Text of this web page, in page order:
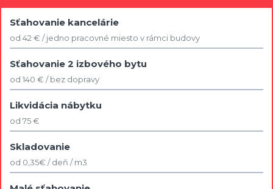
Sťahovanie kancelárie
od 42 € / jedno pracovné miesto v rámci budovy
Sťahovanie 2 izbového bytu
od 140 € / bez dopravy
Likvidácia nábytku
od 75 €
Skladovanie
od 0,35€ / deň / m3